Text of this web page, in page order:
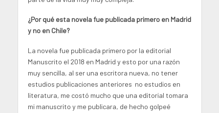
¿Por qué esta novela fue publicada primero en Madrid
y no en Chile?
La novela fue publicada primero por la editorial
Manuscrito el 2018 en Madrid y esto por una razón
muy sencilla, al ser una escritora nueva, no tener
estudios publicaciones anteriores no estudios en
literatura, me costó mucho que una editorial tomara
mi manuscrito y me publicara, de hecho golpeé